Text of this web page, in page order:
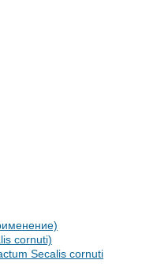
cornuti)
Secalis cornuti